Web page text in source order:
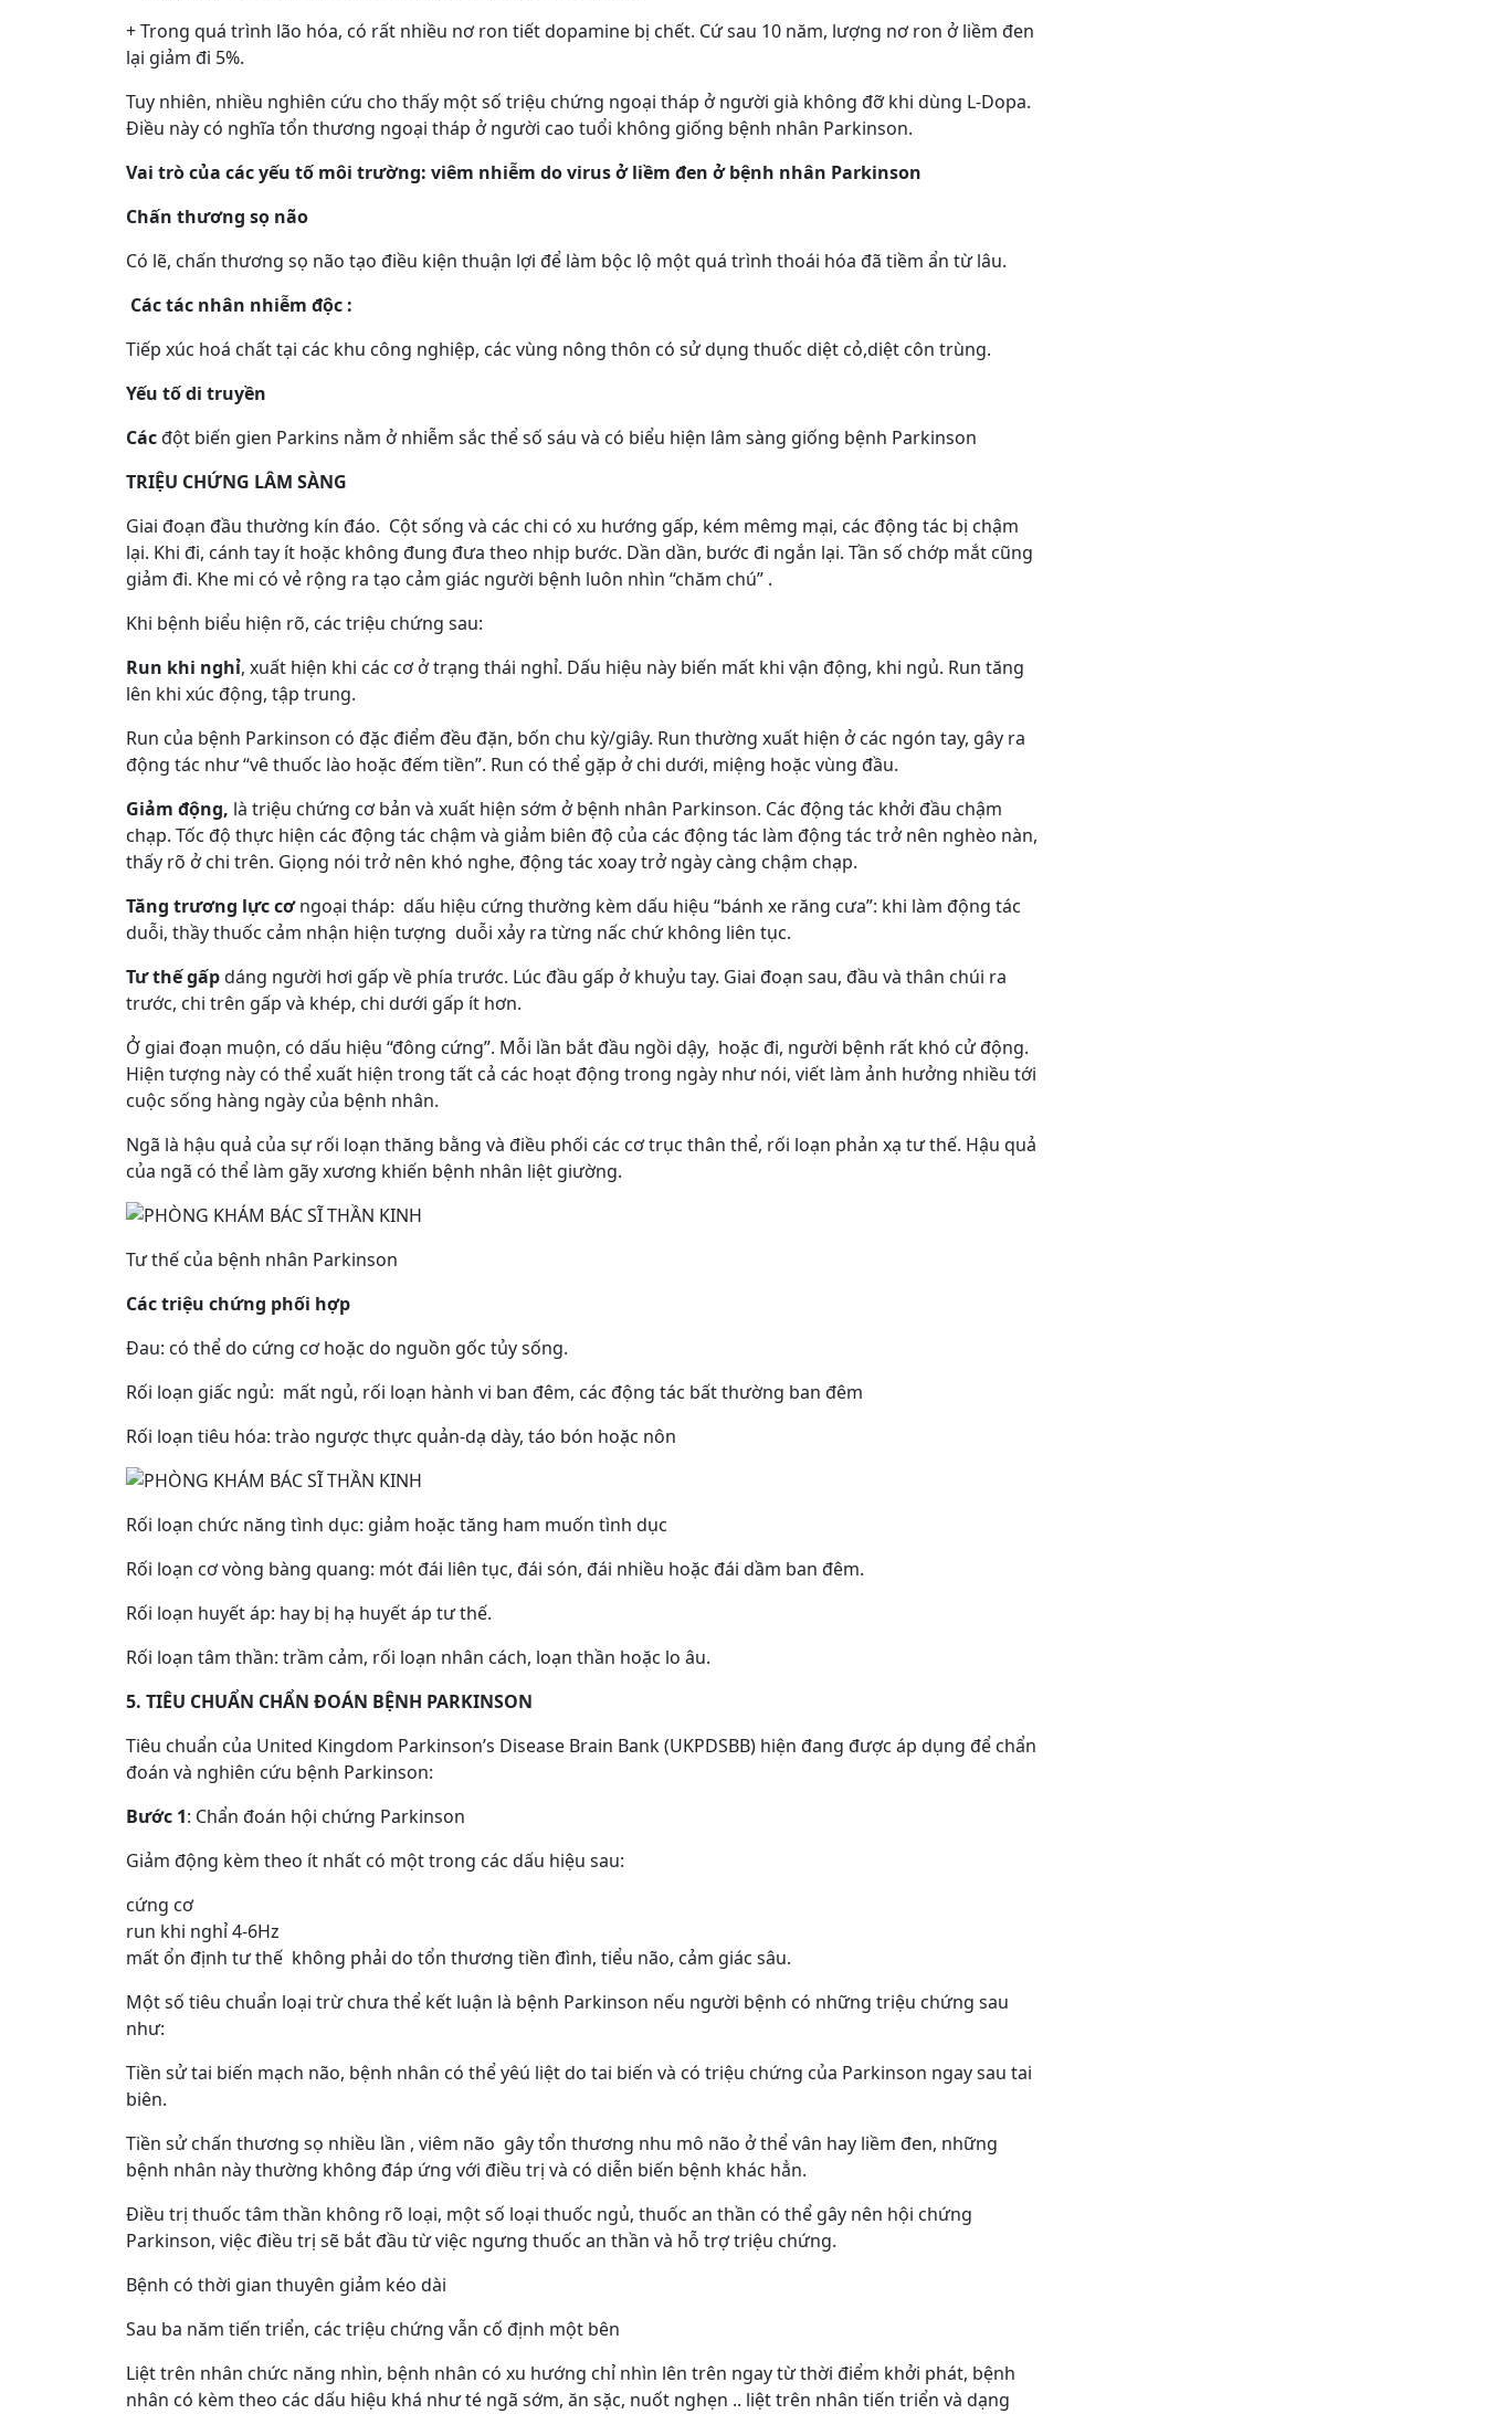
+ Trong quá trình lão hóa, có rất nhiều nơ ron tiết dopamine bị chết. Cứ sau 10 năm, lượng nơ ron ở liềm đen
lại giảm đi 5%.
Tuy nhiên, nhiều nghiên cứu cho thấy một số triệu chứng ngoại tháp ở người già không đỡ khi dùng L-Dopa.
Điều này có nghĩa tổn thương ngoại tháp ở người cao tuổi không giống bệnh nhân Parkinson.
Vai trò của các yếu tố môi trường: viêm nhiễm do virus ở liềm đen ở bệnh nhân Parkinson
Chấn thương sọ não
Có lẽ, chấn thương sọ não tạo điều kiện thuận lợi để làm bộc lộ một quá trình thoái hóa đã tiềm ẩn từ lâu.
Các tác nhân nhiễm độc :
Tiếp xúc hoá chất tại các khu công nghiệp, các vùng nông thôn có sử dụng thuốc diệt cỏ,diệt côn trùng.
Yếu tố di truyền
Cácđột biến gien Parkins nằm ở nhiễm sắc thể số sáu và có biểu hiện lâm sàng giống bệnh Parkinson
TRIỆU CHỨNG LÂM SÀNG
Giai đoạn đầu thường kín đáo. Cột sống và các chi có xu hướng gấp, kém mêmg mại, các động tác bị chậm
lại. Khi đi, cánh tay ít hoặc không đung đưa theo nhịp bước. Dần dần, bước đi ngắn lại. Tần số chớp mắt cũng
giảm đi. Khe mi có vẻ rộng ra tạo cảm giác người bệnh luôn nhìn “chăm chú” .
Khi bệnh biểu hiện rõ, các triệu chứng sau:
Run khi nghỉ, xuất hiện khi các cơ ở trạng thái nghỉ. Dấu hiệu này biến mất khi vận động, khi ngủ. Run tăng
lên khi xúc động, tập trung.
Run của bệnh Parkinson có đặc điểm đều đặn, bốn chu kỳ/giây. Run thường xuất hiện ở các ngón tay, gây ra
động tác như “vê thuốc lào hoặc đếm tiền”. Run có thể gặp ở chi dưới, miệng hoặc vùng đầu.
Giảm động, là triệu chứng cơ bản và xuất hiện sớm ở bệnh nhân Parkinson. Các động tác khởi đầu chậm
chạp. Tốc độ thực hiện các động tác chậm và giảm biên độ của các động tác làm động tác trở nên nghèo nàn,
thấy rõ ở chi trên. Giọng nói trở nên khó nghe, động tác xoay trở ngày càng chậm chạp.
Tăng trương lực cơngoại tháp: dấu hiệu cứng thường kèm dấu hiệu “bánh xe răng cưa”: khi làm động tác
duỗi, thầy thuốc cảm nhận hiện tượng duỗi xảy ra từng nấc chứ không liên tục.
Tư thế gấpdáng người hơi gấp về phía trước. Lúc đầu gấp ở khuỷu tay. Giai đoạn sau, đầu và thân chúi ra
trước, chi trên gấp và khép, chi dưới gấp ít hơn.
Ở giai đoạn muộn, có dấu hiệu “đông cứng”. Mỗi lần bắt đầu ngồi dậy, hoặc đi, người bệnh rất khó cử động.
Hiện tượng này có thể xuất hiện trong tất cả các hoạt động trong ngày như nói, viết làm ảnh hưởng nhiều tới
cuộc sống hàng ngày của bệnh nhân.
Ngã là hậu quả của sự rối loạn thăng bằng và điều phối các cơ trục thân thể, rối loạn phản xạ tư thế. Hậu quả
của ngã có thể làm gãy xương khiến bệnh nhân liệt giường.
Tư thế của bệnh nhân Parkinson
Các triệu chứng phối hợp
Đau: có thể do cứng cơ hoặc do nguồn gốc tủy sống.
Rối loạn giấc ngủ: mất ngủ, rối loạn hành vi ban đêm, các động tác bất thường ban đêm
Rối loạn tiêu hóa: trào ngược thực quản-dạ dày, táo bón hoặc nôn
Rối loạn chức năng tình dục: giảm hoặc tăng ham muốn tình dục
Rối loạn cơ vòng bàng quang: mót đái liên tục, đái són, đái nhiều hoặc đái dầm ban đêm.
Rối loạn huyết áp: hay bị hạ huyết áp tư thế.
Rối loạn tâm thần: trầm cảm, rối loạn nhân cách, loạn thần hoặc lo âu.
5. TIÊU CHUẨN CHẨN ĐOÁN BỆNH PARKINSON
Tiêu chuẩn của United Kingdom Parkinson’s Disease Brain Bank (UKPDSBB) hiện đang được áp dụng để chẩn
đoán và nghiên cứu bệnh Parkinson:
Bước 1: Chẩn đoán hội chứng Parkinson
Giảm động kèm theo ít nhất có một trong các dấu hiệu sau:
cứng cơ
run khi nghỉ 4-6Hz
mất ổn định tư thế không phải do tổn thương tiền đình, tiểu não, cảm giác sâu.
Một số tiêu chuẩn loại trừ chưa thể kết luận là bệnh Parkinson nếu người bệnh có những triệu chứng sau
như:
Tiền sử tai biến mạch não, bệnh nhân có thể yêú liệt do tai biến và có triệu chứng của Parkinson ngay sau tai
biên.
Tiền sử chấn thương sọ nhiều lần , viêm não gây tổn thương nhu mô não ở thể vân hay liềm đen, những
bệnh nhân này thường không đáp ứng với điều trị và có diễn biến bệnh khác hẳn.
Điều trị thuốc tâm thần không rõ loại, một số loại thuốc ngủ, thuốc an thần có thể gây nên hội chứng
Parkinson, việc điều trị sẽ bắt đầu từ việc ngưng thuốc an thần và hỗ trợ triệu chứng.
Bệnh có thời gian thuyên giảm kéo dài
Sau ba năm tiến triển, các triệu chứng vẫn cố định một bên
Liệt trên nhân chức năng nhìn, bệnh nhân có xu hướng chỉ nhìn lên trên ngay từ thời điểm khởi phát, bệnh
nhân có kèm theo các dấu hiệu khá như té ngã sớm, ăn sặc, nuốt nghẹn .. liệt trên nhân tiến triển và dạng